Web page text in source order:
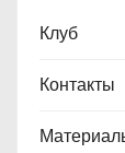
Клуб
Контакты